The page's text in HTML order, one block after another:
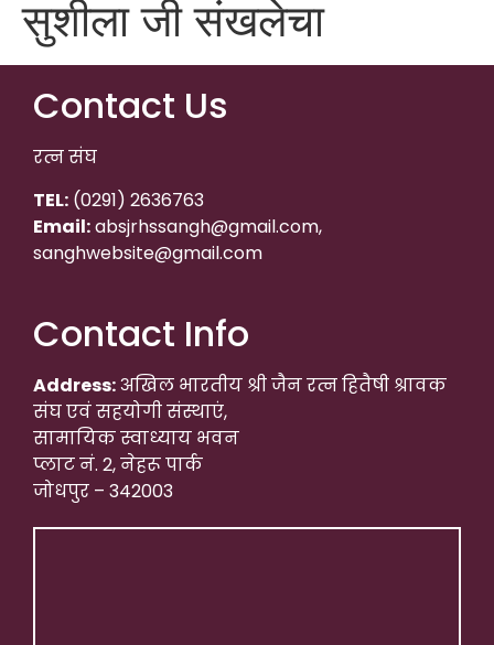
सुशीला जी संखलेचा
Contact Us
रत्न संघ
TEL: (0291) 2636763
Email:absjrhssangh@gmail.com,
sanghwebsite@gmail.com
Contact Info
Address:अखिल भारतीय श्री जैन रत्न हितैषी श्रावक
संघ एवं सहयोगी संस्थाएं,
सामायिक स्वाध्याय भवन
प्लाट नं. 2, नेहरू पार्क
जोधपुर – 342003